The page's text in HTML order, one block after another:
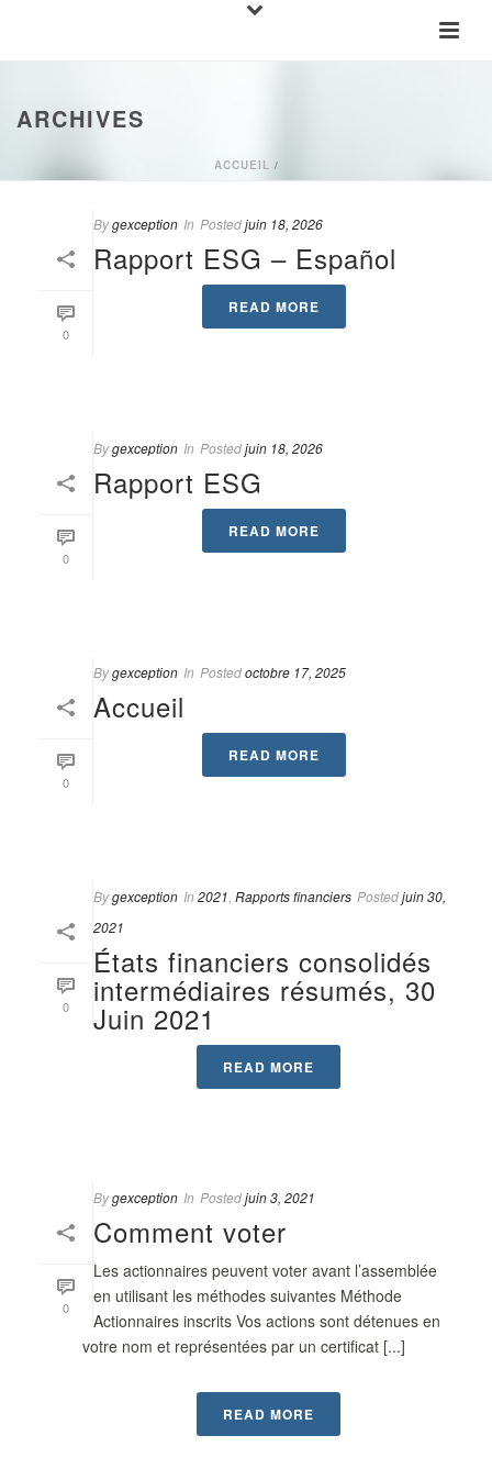
ARCHIVES
ACCUEIL /
0
Bygexception In Postedjuin 18, 2026
Rapport ESG – Español
READ MORE
0
Bygexception In Postedjuin 18, 2026
Rapport ESG
READ MORE
0
Bygexception In Postedoctobre 17, 2025
Accueil
READ MORE
0
Bygexception In 2021 Rapports financiers Postedjuin 30,
2021
États financiers consolidés
intermédiaires résumés, 30
Juin 2021
READ MORE
0
Bygexception In Postedjuin 3, 2021
Comment voter
Les actionnaires peuvent voter avant l’assemblée
en utilisant les méthodes suivantes Méthode
Actionnaires inscrits Vos actions sont détenues en
votre nom et représentées par un certificat [...]
READ MORE